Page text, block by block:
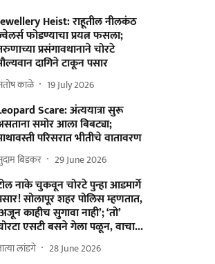
Heist: राहूतील नीलकंठ
फोडण्याचा प्रयत्न फसला;
प्रसंगावधानाने चोरटे
दागिने टाकून पसार
काळे 19 July 2026
Scare: अंत्ययात्रा सुरू
समोर आला बिबट्या;
परिसरात भीतीचे वातावरण
बिडकर 29 June 2026
नाके चुकवून चोरटे पुन्हा आडमार्गे
सोलापूर शहर पोलिस म्हणतात,
काहीच सुगावा नाही’; ‘तो’
एसटी बसने गेला पळून, वाचा...
लांडगे 28 June 2026